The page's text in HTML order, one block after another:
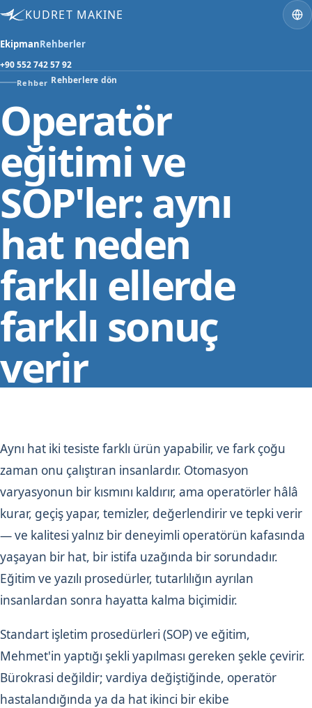
KUDRET MAKINE
EkipmanRehberler
+90 552 742 57 92
Rehber Rehberlere dön
Operatör
eğitimi ve
SOP'ler: aynı
hat neden
farklı ellerde
farklı sonuç
verir
Aynı hat iki tesiste farklı ürün yapabilir, ve fark çoğu
zaman onu çalıştıran insanlardır. Otomasyon
varyasyonun bir kısmını kaldırır, ama operatörler hâlâ
kurar, geçiş yapar, temizler, değerlendirir ve tepki verir
— ve kalitesi yalnız bir deneyimli operatörün kafasında
yaşayan bir hat, bir istifa uzağında bir sorundadır.
Eğitim ve yazılı prosedürler, tutarlılığın ayrılan
insanlardan sonra hayatta kalma biçimidir.
Standart işletim prosedürleri (SOP) ve eğitim,
Mehmet'in yaptığı şekli yapılması gereken şekle çevirir.
Bürokrasi değildir; vardiya değiştiğinde, operatör
hastalandığında ya da hat ikinci bir ekibe